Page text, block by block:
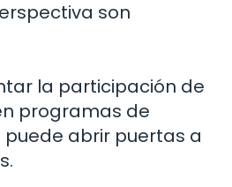
son
la participación de
programas de
abrir puertas a